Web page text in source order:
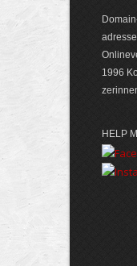
1996
HELP